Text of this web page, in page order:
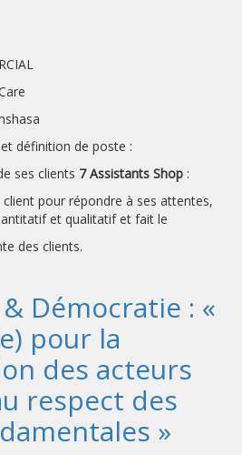
définition de poste :
ses clients 7 Assistants Shop :
client pour répondre à ses attentes,
et qualitatif et fait le
des clients.
& Démocratie : «
pour la
des acteurs
respect des
»